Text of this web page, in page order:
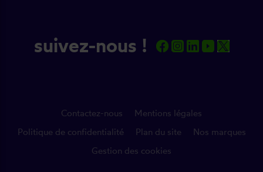
suivez-nous !
Contactez-nous
Mentions légales
Politique de confidentialité
Plan du site
Nos marques
Gestion des cookies